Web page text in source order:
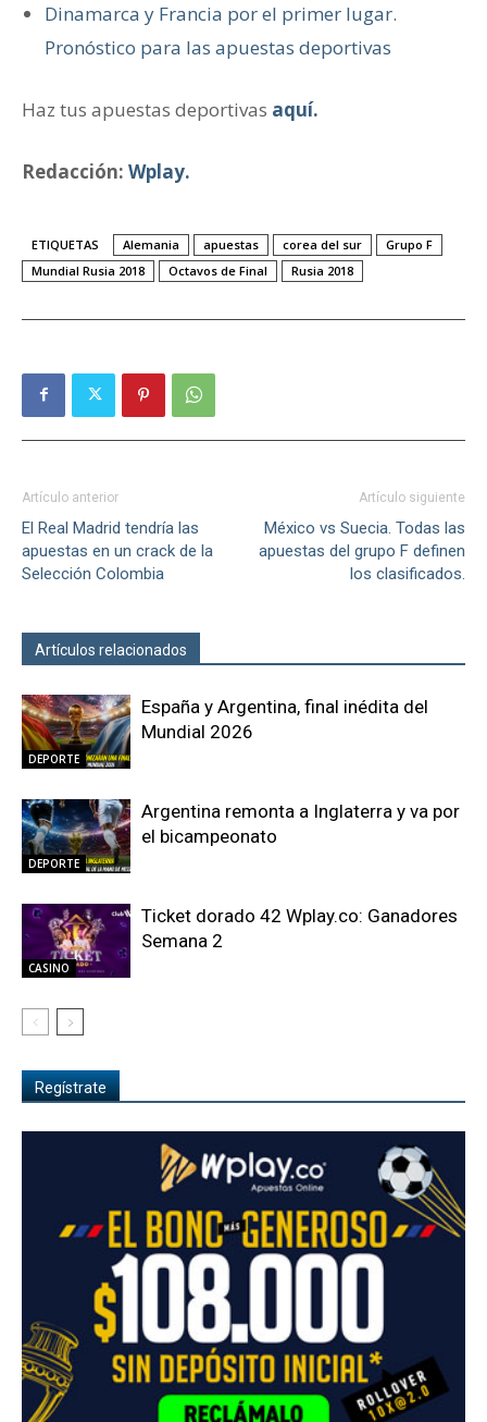
Dinamarca y Francia por el primer lugar.
Pronóstico para las apuestas deportivas
Haz tus apuestas deportivas aquí.
Redacción: Wplay.
ETIQUETAS Alemania apuestas corea del sur
Grupo F
Mundial Rusia 2018
Octavos de Final Rusia 2018
Artículo anterior
El Real Madrid tendría las
apuestas en un crack de la
Selección Colombia
Artículo siguiente
México vs Suecia. Todas las
apuestas del grupo F definen
los clasificados.
Artículos relacionados
DEPORTE
España y Argentina, final inédita del
Mundial 2026
DEPORTE
Argentina remonta a Inglaterra y va por
el bicampeonato
CASINO
Ticket dorado 42 Wplay.co: Ganadores
Semana 2
Regístrate